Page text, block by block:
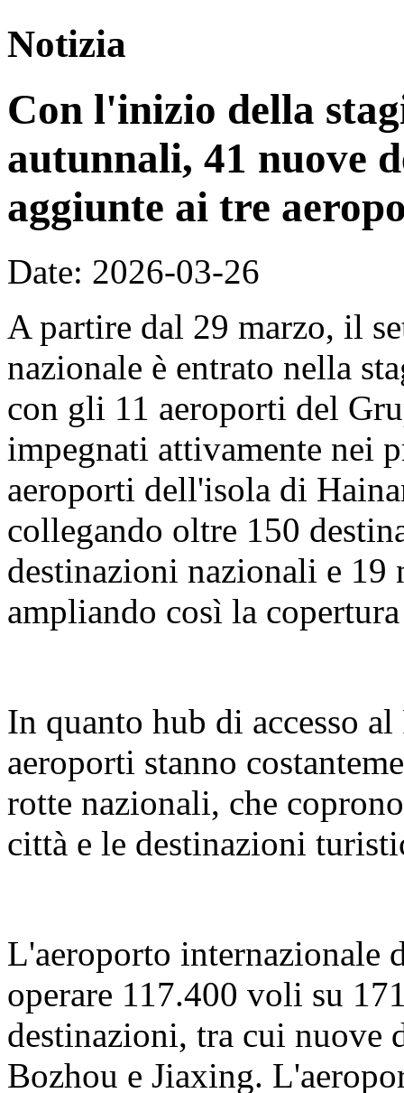
Notizia
Con l'inizio della
autunnali, 41 nuove
aggiunte ai tre
Date: 2026-03-26
A partire dal 29 marzo, il
nazionale è entrato nella
con gli 11 aeroporti del
impegnati attivamente nei
aeroporti dell'isola di
collegando oltre 150
destinazioni nazionali e
ampliando così la
In quanto hub di accesso
aeroporti stanno
rotte nazionali, che
città e le destinazioni
L'aeroporto internazionale
operare 117.400 voli su
destinazioni, tra cui nuove
Bozhou e Jiaxing.